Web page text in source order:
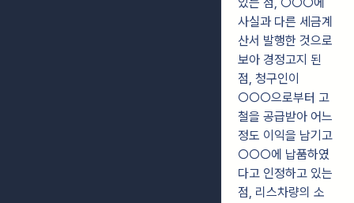
사실과 다른 세금계
산서 발행한 것으로
보아 경정고지 된
점, 청구인이
○○○으로부터 고
철을 공급받아 어느
정도 이익을 남기고
○○○에 납품하였
다고 인정하고 있는
점, 리스차량의 소